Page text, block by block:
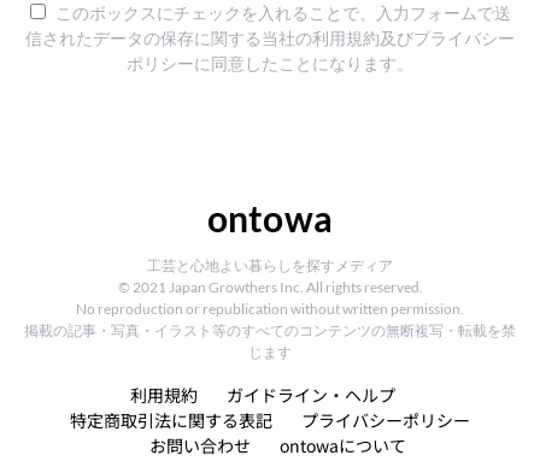
このボックスにチェックを入れることで、入力フォームで送
信されたデータの保存に関する当社の利用規約及びプライバシー
ポリシーに同意したことになります。
ontowa
工芸と心地よい暮らしを探すメディア
© 2021 Japan Growthers Inc. All rights reserved.
No reproduction or republication without written permission.
掲載の記事・写真・イラスト等のすべてのコンテンツの無断複写・転載を禁
じます
利用規約
ガイドライン・ヘルプ
特定商取引法に関する表記
プライバシーポリシー
お問い合わせ
ontowaについて